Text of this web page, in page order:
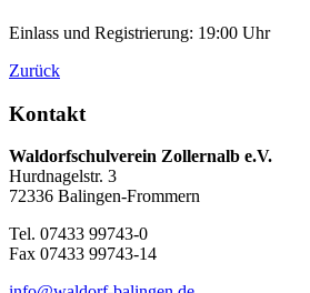
Einlass und Registrierung: 19:00 Uhr
Zurück
Kontakt
Waldorfschulverein Zollernalb e.V.
Hurdnagelstr. 3
72336 Balingen-Frommern
Tel. 07433 99743-0
Fax 07433 99743-14